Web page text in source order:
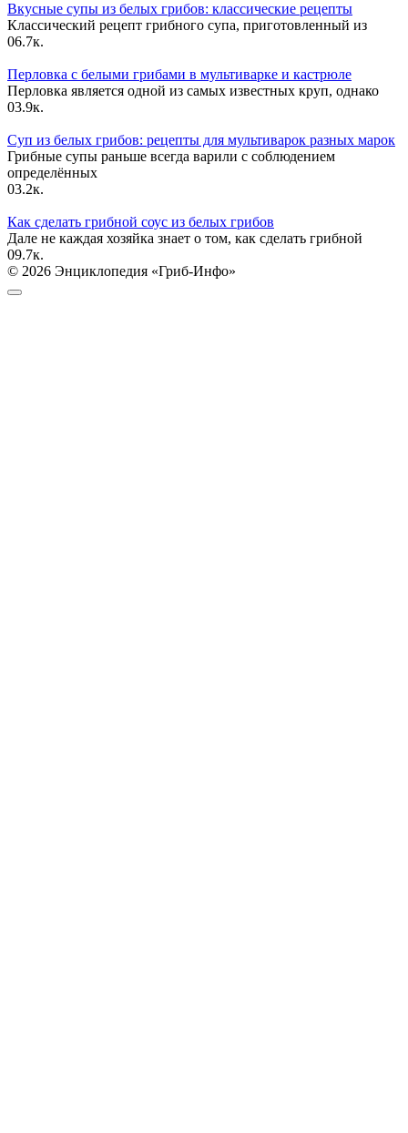
Вкусные супы из белых грибов: классические рецепты
Классический рецепт грибного супа, приготовленный из
06.7к.
Перловка с белыми грибами в мультиварке и кастрюле
Перловка является одной из самых известных круп, однако
03.9к.
Суп из белых грибов: рецепты для мультиварок разных марок
Грибные супы раньше всегда варили с соблюдением
определённых
03.2к.
Как сделать грибной соус из белых грибов
Дале не каждая хозяйка знает о том, как сделать грибной
09.7к.
© 2026 Энциклопедия «Гриб-Инфо»